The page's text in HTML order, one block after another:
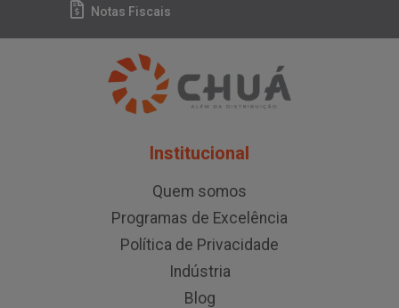
Notas Fiscais
Institucional
Quem somos
Programas de Excelência
Política de Privacidade
Indústria
Blog